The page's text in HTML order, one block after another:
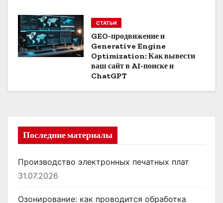
п
и
с
СТАТЬИ
GEO-продвижение и
Generative Engine
Optimization: Как вывести
ваш сайт в AI-поиске и
ChatGPT
Последние материалы
Производство электронных печатных плат
31.07.2026
Озонирование: как проводится обработка